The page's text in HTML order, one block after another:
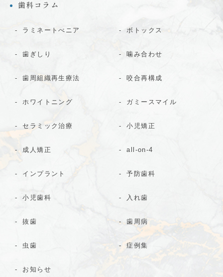
歯科コラム
ラミネートべニア ボトックス
歯ぎしり 噛み合わせ
歯周組織再生療法 咬合再構成
ホワイトニング ガミースマイル
セラミック治療 小児矯正
成人矯正 all-on-4
インプラント 予防歯科
小児歯科 入れ歯
抜歯 歯周病
虫歯 症例集
お知らせ